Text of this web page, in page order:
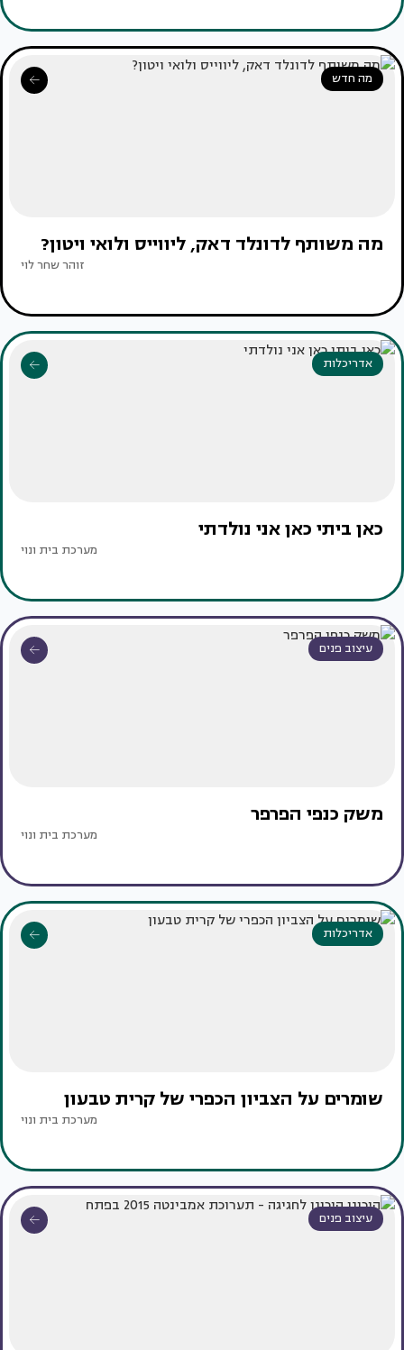
מה חדש
מה משותף לדונלד דאק, ליווייס ולואי ויטון?
זוהר שחר לוי
אדריכלות
כאן ביתי כאן אני נולדתי
מערכת בית ונוי
עיצוב פנים
משק כנפי הפרפר
מערכת בית ונוי
אדריכלות
שומרים על הצביון הכפרי של קרית טבעון
מערכת בית ונוי
עיצוב פנים